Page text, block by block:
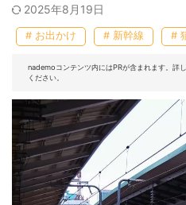
2025年8月19日
# お出かけ # 新幹線 #
nademoコンテンツ内にはPRが含まれます。詳
ください。